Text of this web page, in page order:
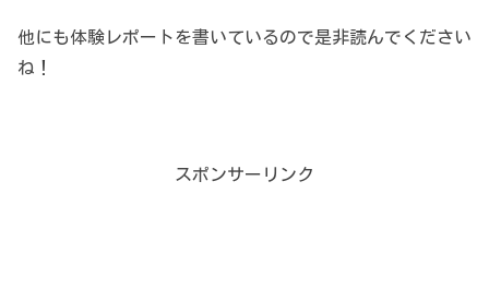
他にも体験レポートを書いているので是非読んでください
ね！
スポンサーリンク